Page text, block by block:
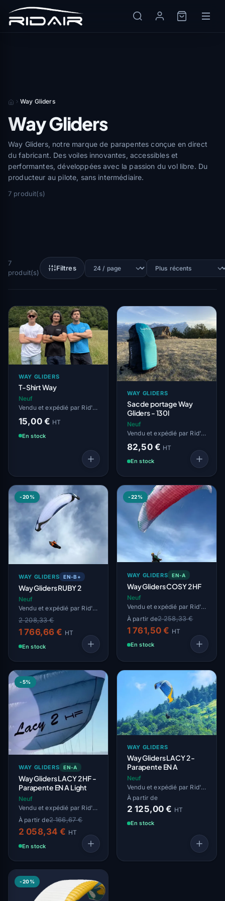
Way Gliders
Way Gliders
Way Gliders, notre marque de parapentes conçue en direct
du fabricant. Des voiles innovantes, accessibles et
performantes, développées avec la passion du vol libre. Du
producteur au pilote, sans intermédiaire.
7 produit(s)
7
produit(s)
Filtres
WAY GLIDERS
T-Shirt Way
Neuf
Vendu et expédié par Rid'Air
15,00 € HT
En stock
WAY GLIDERS
Sac de portage Way
Gliders - 130l
Neuf
Vendu et expédié par Rid'Air
82,50 € HT
En stock
-20%
WAY GLIDERS EN-B+
Way Gliders RUBY 2
Neuf
Vendu et expédié par Rid'Air
2 208,33 €
1 766,66 € HT
En stock
-22%
WAY GLIDERS EN-A
Way Gliders COSY 2 HF
Neuf
Vendu et expédié par Rid'Air
À partir de2 258,33 €
1 761,50 € HT
En stock
-5%
WAY GLIDERS EN-A
Way Gliders LACY 2 HF -
Parapente EN A Light
Neuf
Vendu et expédié par Rid'Air
À partir de2 166,67 €
2 058,34 € HT
En stock
WAY GLIDERS
Way Gliders LACY 2 -
Parapente EN A
Neuf
Vendu et expédié par Rid'Air
À partir de
2 125,00 € HT
En stock
-20%